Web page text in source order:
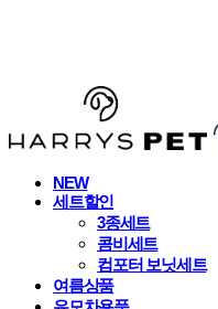
NEW
세트할인
3종세트
콤비세트
컴포터 보닛세트
여름상품